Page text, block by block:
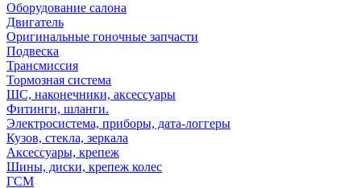
Оборудование салона
Двигатель
Оригинальные гоночные запчасти
Подвеска
Трансмиссия
Тормозная система
ШС, наконечники, аксессуары
Фитинги, шланги.
Электросистема, приборы, дата-логгеры
Кузов, стекла, зеркала
Аксессуары, крепеж
Шины, диски, крепеж колес
ГСМ